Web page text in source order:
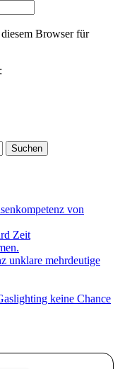
Browser für
von
Zeit
unklare mehrdeutige
keine Chance